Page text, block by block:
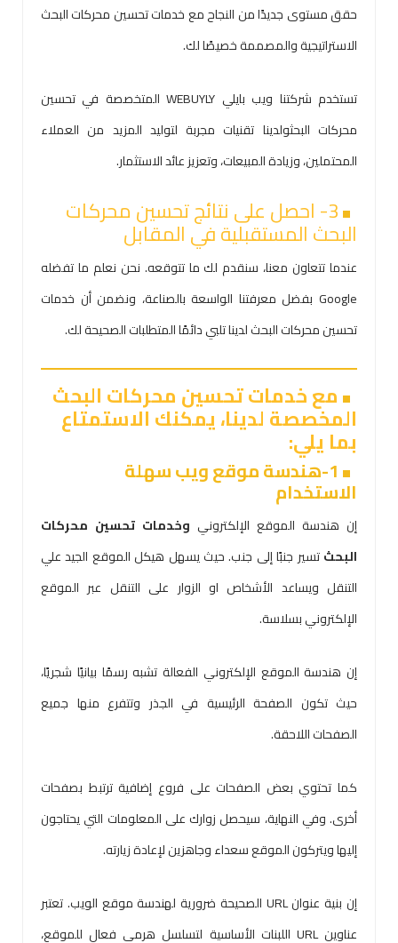
حقق مستوى جديدًا من النجاح مع خدمات تحسين محركات البحث
الاستراتيجية والمصممة خصيصًا لك.
تستخدم شركتنا ويب بايلي WEBUYLY المتخصصة في تحسين
محركات البحثولدينا تقنيات مجربة لتوليد المزيد من العملاء
المحتملين، وزيادة المبيعات، وتعزيز عائد الاستثمار.
3- احصل على نتائج تحسين محركات
البحث المستقبلية في المقابل
عندما تتعاون معنا، سنقدم لك ما تتوقعه. نحن نعلم ما تفضله
Google بفضل معرفتنا الواسعة بالصناعة، ونضمن أن خدمات
تحسين محركات البحث لدينا تلبي دائمًا المتطلبات الصحيحة لك.
مع خدمات تحسين محركات البحث
المخصصة لدينا، يمكنك الاستمتاع
بما يلي:
1-هندسة موقع ويب سهلة
الاستخدام
إن هندسة الموقع الإلكتروني وخدمات تحسين محركات
البحثتسير جنبًا إلى جنب. حيث يسهل هيكل الموقع الجيد علي
التنقل ويساعد الأشخاص او الزوار على التنقل عبر الموقع
الإلكتروني بسلاسة.
إن هندسة الموقع الإلكتروني الفعالة تشبه رسمًا بيانيًا شجريًا،
حيث تكون الصفحة الرئيسية في الجذر وتتفرع منها جميع
الصفحات اللاحقة.
كما تحتوي بعض الصفحات على فروع إضافية ترتبط بصفحات
أخرى. وفي النهاية، سيحصل زوارك على المعلومات التي يحتاجون
إليها ويتركون الموقع سعداء وجاهزين لإعادة زيارته.
إن بنية عنوان URL الصحيحة ضرورية لهندسة موقع الويب. تعتبر
عناوين URL اللبنات الأساسية لتسلسل هرمي فعال للموقع،